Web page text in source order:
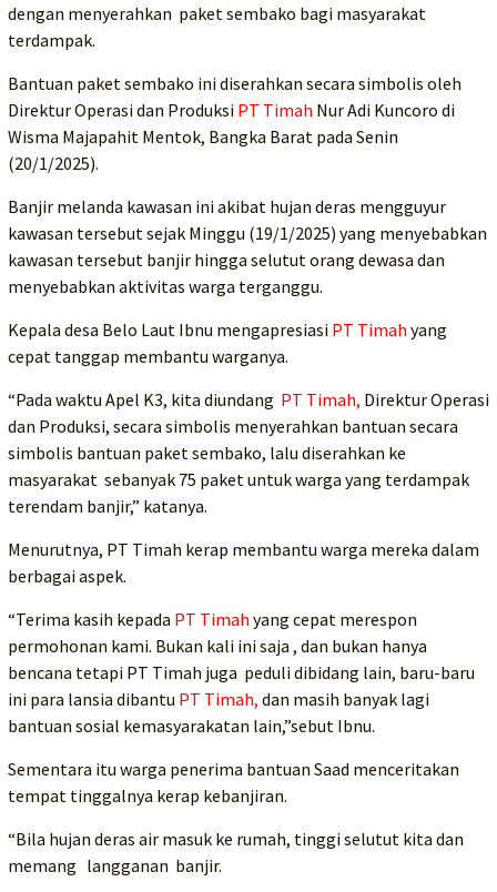
dengan menyerahkan paket sembako bagi masyarakat
terdampak.
Bantuan paket sembako ini diserahkan secara simbolis oleh
Direktur Operasi dan Produksi PT Timah Nur Adi Kuncoro di
Wisma Majapahit Mentok, Bangka Barat pada Senin
(20/1/2025).
Banjir melanda kawasan ini akibat hujan deras mengguyur
kawasan tersebut sejak Minggu (19/1/2025) yang menyebabkan
kawasan tersebut banjir hingga selutut orang dewasa dan
menyebabkan aktivitas warga terganggu.
Kepala desa Belo Laut Ibnu mengapresiasi PT Timah yang
cepat tanggap membantu warganya.
“Pada waktu Apel K3, kita diundang PT Timah, Direktur Operasi
dan Produksi, secara simbolis menyerahkan bantuan secara
simbolis bantuan paket sembako, lalu diserahkan ke
masyarakat sebanyak 75 paket untuk warga yang terdampak
terendam banjir,” katanya.
Menurutnya, PT Timah kerap membantu warga mereka dalam
berbagai aspek.
“Terima kasih kepada PT Timah yang cepat merespon
permohonan kami. Bukan kali ini saja , dan bukan hanya
bencana tetapi PT Timah juga peduli dibidang lain, baru-baru
ini para lansia dibantu PT Timah, dan masih banyak lagi
bantuan sosial kemasyarakatan lain,”sebut Ibnu.
Sementara itu warga penerima bantuan Saad menceritakan
tempat tinggalnya kerap kebanjiran.
“Bila hujan deras air masuk ke rumah, tinggi selutut kita dan
memang langganan banjir.